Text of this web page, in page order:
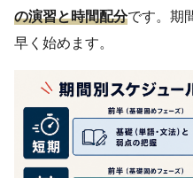
の演習と時間配分です。期
早く始めます。